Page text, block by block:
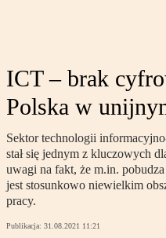
ICT – brak
Polska w
Sektor technologii
stał się jednym z kluczowych
uwagi na fakt, że m.in.
jest stosunkowo niewielkim
pracy.
Publikacja: 31.08.2021 11:21